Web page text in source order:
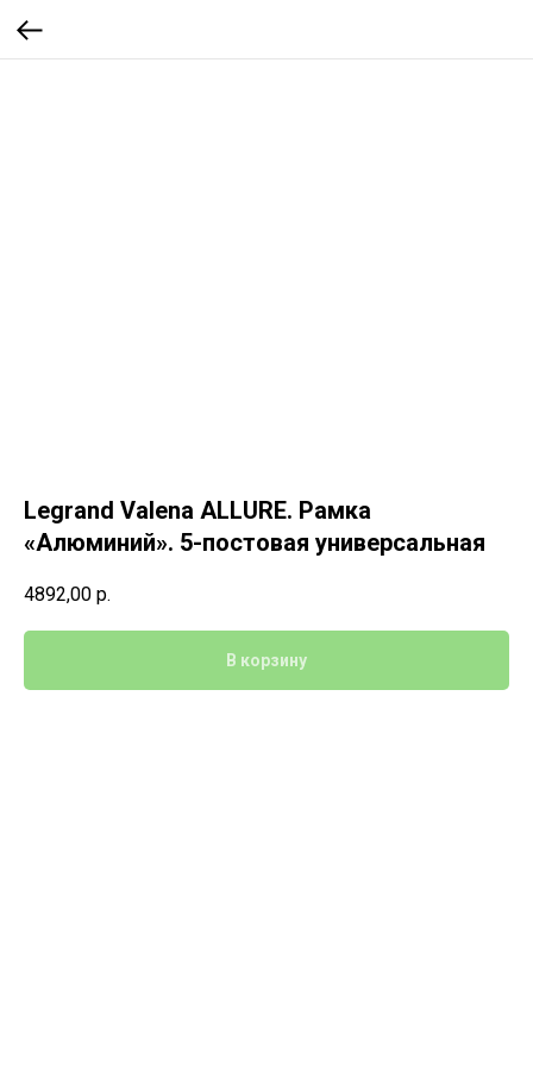
Legrand Valena ALLURE. Рамка
«Алюминий». 5-постовая универсальная
4892,00 р.
В корзину